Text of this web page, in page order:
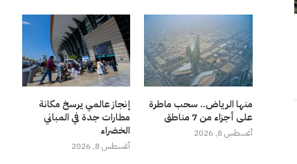
منها الرياض.. سحب ماطرة
على أجزاء من 7 مناطق
أغسطس 8, 2026
إنجاز عالمي يرسخ مكانة
مطارات جدة في المباني
الخضراء
أغسطس 8, 2026